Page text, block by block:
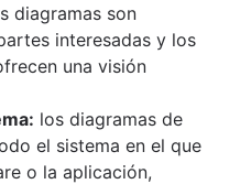
diagramas son
interesadas y los
una visión
los diagramas de
el sistema en el que
o la aplicación,